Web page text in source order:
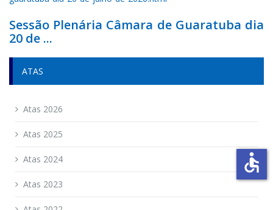
Sessão Plenária Câmara de Guaratuba dia
20 de ...
ATAS
Atas 2026
Atas 2025
Atas 2024
Atas 2023
accessible